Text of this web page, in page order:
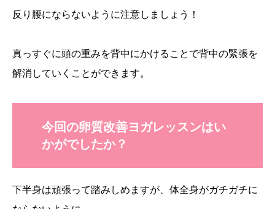
反り腰にならないように注意しましょう！
真っすぐに頭の重みを背中にかけることで背中の緊張を
解消していくことができます。
今回の卵質改善ヨガレッスンはい
かがでしたか？
下半身は頑張って踏みしめますが、体全身がガチガチに